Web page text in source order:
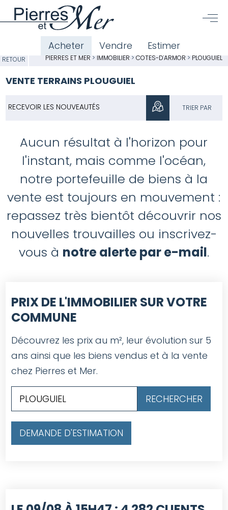
Acheter Vendre Estimer
RETOUR PIERRES ET MER > IMMOBILIER > CÔTES-D'ARMOR > PLOUGUIEL
VENTE TERRAINS PLOUGUIEL
TRIER PAR
RECEVOIR LES NOUVEAUTÉS
Aucun résultat à l'horizon pour
l'instant, mais comme l'océan,
notre portefeuille de biens à la
vente est toujours en mouvement :
repassez très bientôt découvrir nos
nouvelles trouvailles ou inscrivez-
vous à notre alerte par e-mail.
PRIX DE L'IMMOBILIER SUR VOTRE
COMMUNE
Découvrez les prix au m², leur évolution sur 5
ans ainsi que les biens vendus et à la vente
chez Pierres et Mer.
DEMANDE D'ESTIMATION